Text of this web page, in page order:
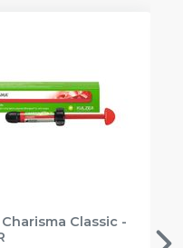
Classic-